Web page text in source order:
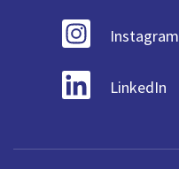
Instagram
LinkedIn